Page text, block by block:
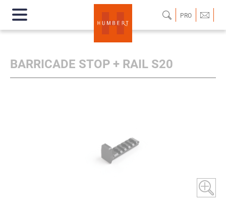
PRO
BARRICADE STOP + RAIL S20